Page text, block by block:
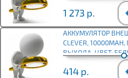
1 273 р.
АККУМУЛЯТОР
CLEVER,
ВЫХОДА, ЦВЕТ:
414 р.